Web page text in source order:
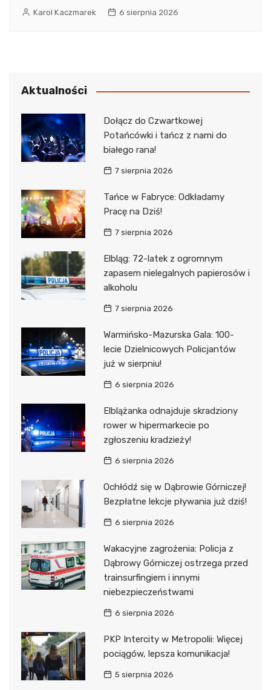
Karol Kaczmarek 6 sierpnia 2026
Aktualności
Dołącz do Czwartkowej
Potańcówki i tańcz z nami do
białego rana!
7 sierpnia 2026
Tańce w Fabryce: Odkładamy
Pracę na Dziś!
7 sierpnia 2026
Elbląg: 72-latek z ogromnym
zapasem nielegalnych papierosów i
alkoholu
7 sierpnia 2026
Warmińsko-Mazurska Gala: 100-
lecie Dzielnicowych Policjantów
już w sierpniu!
6 sierpnia 2026
Elblążanka odnajduje skradziony
rower w hipermarkecie po
zgłoszeniu kradzieży!
6 sierpnia 2026
Ochłódź się w Dąbrowie Górniczej!
Bezpłatne lekcje pływania już dziś!
6 sierpnia 2026
Wakacyjne zagrożenia: Policja z
Dąbrowy Górniczej ostrzega przed
trainsurfingiem i innymi
niebezpieczeństwami
6 sierpnia 2026
PKP Intercity w Metropolii: Więcej
pociągów, lepsza komunikacja!
5 sierpnia 2026